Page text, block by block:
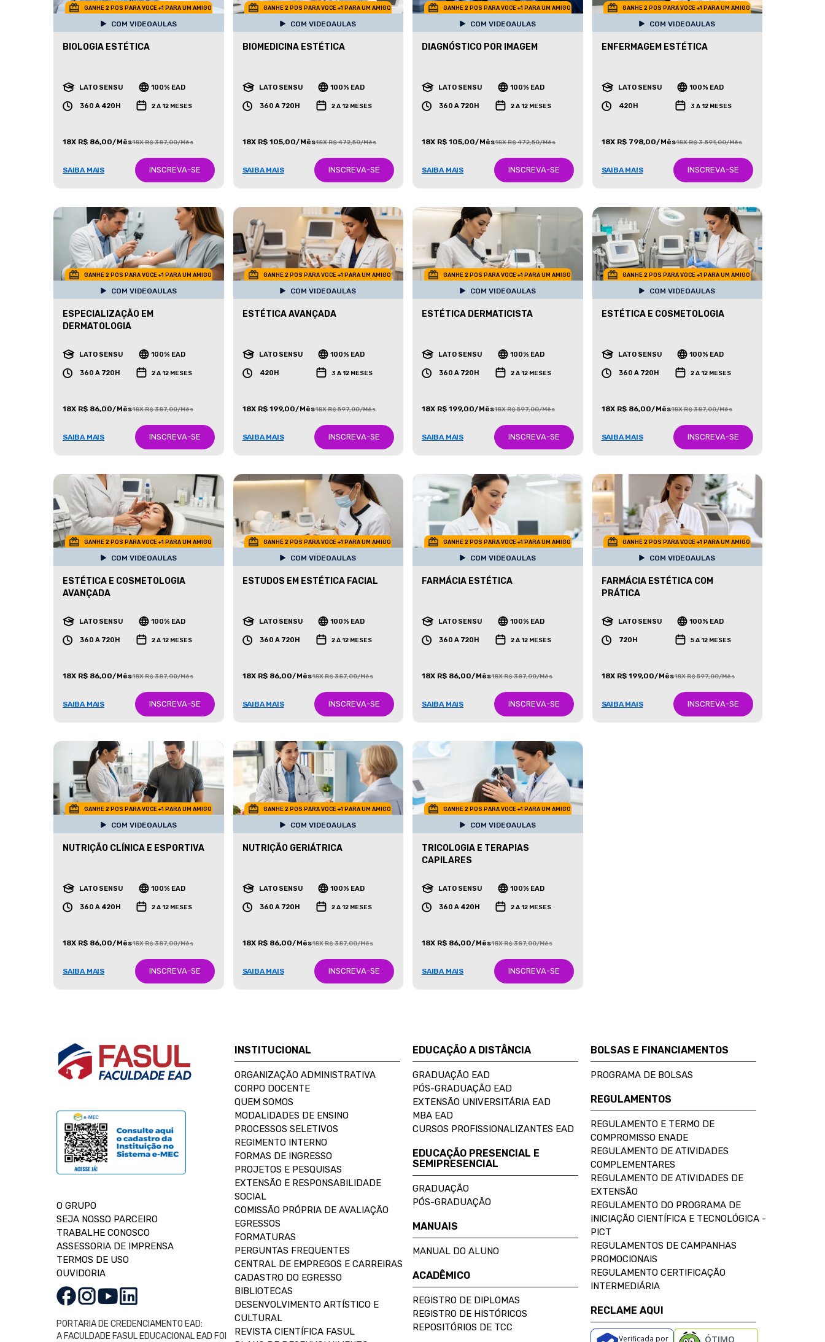
GANHE 2 POS PARA VOCE +1 PARA UM AMIGO
COM VIDEOAULAS
BIOLOGIA ESTÉTICA
LATO SENSU 100% EAD
360 A 420H 2 A 12 MESES
18X R$ 86,00/Mês18X R$ 387,00/Mês
SAIBA MAIS INSCREVA-SE
GANHE 2 POS PARA VOCE +1 PARA UM AMIGO
COM VIDEOAULAS
BIOMEDICINA ESTÉTICA
LATO SENSU 100% EAD
360 A 720H 2 A 12 MESES
18X R$ 105,00/Mês18X R$ 472,50/Mês
SAIBA MAIS INSCREVA-SE
GANHE 2 POS PARA VOCE +1 PARA UM AMIGO
COM VIDEOAULAS
DIAGNÓSTICO POR IMAGEM
LATO SENSU 100% EAD
360 A 720H 2 A 12 MESES
18X R$ 105,00/Mês18X R$ 472,50/Mês
SAIBA MAIS INSCREVA-SE
GANHE 2 POS PARA VOCE +1 PARA UM AMIGO
COM VIDEOAULAS
ENFERMAGEM ESTÉTICA
LATO SENSU 100% EAD
420H 3 A 12 MESES
18X R$ 798,00/Mês18X R$ 3.591,00/Mês
SAIBA MAIS INSCREVA-SE
GANHE 2 POS PARA VOCE +1 PARA UM AMIGO
COM VIDEOAULAS
ESPECIALIZAÇÃO EM
DERMATOLOGIA
LATO SENSU 100% EAD
360 A 720H 2 A 12 MESES
18X R$ 86,00/Mês18X R$ 387,00/Mês
SAIBA MAIS INSCREVA-SE
GANHE 2 POS PARA VOCE +1 PARA UM AMIGO
COM VIDEOAULAS
ESTÉTICA AVANÇADA
LATO SENSU 100% EAD
420H 3 A 12 MESES
18X R$ 199,00/Mês18X R$ 597,00/Mês
SAIBA MAIS INSCREVA-SE
GANHE 2 POS PARA VOCE +1 PARA UM AMIGO
COM VIDEOAULAS
ESTÉTICA DERMATICISTA
LATO SENSU 100% EAD
360 A 720H 2 A 12 MESES
18X R$ 199,00/Mês18X R$ 597,00/Mês
SAIBA MAIS INSCREVA-SE
GANHE 2 POS PARA VOCE +1 PARA UM AMIGO
COM VIDEOAULAS
ESTÉTICA E COSMETOLOGIA
LATO SENSU 100% EAD
360 A 720H 2 A 12 MESES
18X R$ 86,00/Mês18X R$ 387,00/Mês
SAIBA MAIS INSCREVA-SE
GANHE 2 POS PARA VOCE +1 PARA UM AMIGO
COM VIDEOAULAS
ESTÉTICA E COSMETOLOGIA
AVANÇADA
LATO SENSU 100% EAD
360 A 720H 2 A 12 MESES
18X R$ 86,00/Mês18X R$ 387,00/Mês
SAIBA MAIS INSCREVA-SE
GANHE 2 POS PARA VOCE +1 PARA UM AMIGO
COM VIDEOAULAS
ESTUDOS EM ESTÉTICA FACIAL
LATO SENSU 100% EAD
360 A 720H 2 A 12 MESES
18X R$ 86,00/Mês18X R$ 387,00/Mês
SAIBA MAIS INSCREVA-SE
GANHE 2 POS PARA VOCE +1 PARA UM AMIGO
COM VIDEOAULAS
FARMÁCIA ESTÉTICA
LATO SENSU 100% EAD
360 A 720H 2 A 12 MESES
18X R$ 86,00/Mês18X R$ 387,00/Mês
SAIBA MAIS INSCREVA-SE
GANHE 2 POS PARA VOCE +1 PARA UM AMIGO
COM VIDEOAULAS
FARMÁCIA ESTÉTICA COM
PRÁTICA
LATO SENSU 100% EAD
720H 5 A 12 MESES
18X R$ 199,00/Mês18X R$ 597,00/Mês
SAIBA MAIS INSCREVA-SE
GANHE 2 POS PARA VOCE +1 PARA UM AMIGO
COM VIDEOAULAS
NUTRIÇÃO CLÍNICA E ESPORTIVA
LATO SENSU 100% EAD
360 A 420H 2 A 12 MESES
18X R$ 86,00/Mês18X R$ 387,00/Mês
SAIBA MAIS INSCREVA-SE
GANHE 2 POS PARA VOCE +1 PARA UM AMIGO
COM VIDEOAULAS
NUTRIÇÃO GERIÁTRICA
LATO SENSU 100% EAD
360 A 720H 2 A 12 MESES
18X R$ 86,00/Mês18X R$ 387,00/Mês
SAIBA MAIS INSCREVA-SE
GANHE 2 POS PARA VOCE +1 PARA UM AMIGO
COM VIDEOAULAS
TRICOLOGIA E TERAPIAS
CAPILARES
LATO SENSU 100% EAD
360 A 420H 2 A 12 MESES
18X R$ 86,00/Mês18X R$ 387,00/Mês
SAIBA MAIS INSCREVA-SE
O GRUPO
SEJA NOSSO PARCEIRO
TRABALHE CONOSCO
ASSESSORIA DE IMPRENSA
TERMOS DE USO
OUVIDORIA
PORTARIA DE CREDENCIAMENTO EAD:
A FACULDADE FASUL EDUCACIONAL EAD FOI
INSTITUCIONAL
ORGANIZAÇÃO ADMINISTRATIVA
CORPO DOCENTE
QUEM SOMOS
MODALIDADES DE ENSINO
PROCESSOS SELETIVOS
REGIMENTO INTERNO
FORMAS DE INGRESSO
PROJETOS E PESQUISAS
EXTENSÃO E RESPONSABILIDADE
SOCIAL
COMISSÃO PRÓPRIA DE AVALIAÇÃO
EGRESSOS
FORMATURAS
PERGUNTAS FREQUENTES
CENTRAL DE EMPREGOS E CARREIRAS
CADASTRO DO EGRESSO
BIBLIOTECAS
DESENVOLVIMENTO ARTÍSTICO E
CULTURAL
REVISTA CIENTÍFICA FASUL
EDUCAÇÃO A DISTÂNCIA
GRADUAÇÃO EAD
PÓS-GRADUAÇÃO EAD
EXTENSÃO UNIVERSITÁRIA EAD
MBA EAD
CURSOS PROFISSIONALIZANTES EAD
EDUCAÇÃO PRESENCIAL E
SEMIPRESENCIAL
GRADUAÇÃO
PÓS-GRADUAÇÃO
MANUAIS
MANUAL DO ALUNO
ACADÊMICO
REGISTRO DE DIPLOMAS
REGISTRO DE HISTÓRICOS
REPOSITÓRIOS DE TCC
BOLSAS E FINANCIAMENTOS
PROGRAMA DE BOLSAS
REGULAMENTOS
REGULAMENTO E TERMO DE
COMPROMISSO ENADE
REGULAMENTO DE ATIVIDADES
COMPLEMENTARES
REGULAMENTO DE ATIVIDADES DE
EXTENSÃO
REGULAMENTO DO PROGRAMA DE
INICIAÇÃO CIENTÍFICA E TECNOLÓGICA -
PICT
REGULAMENTOS DE CAMPANHAS
PROMOCIONAIS
REGULAMENTO CERTIFICAÇÃO
INTERMEDIÁRIA
RECLAME AQUI
Verificada por ÓTIMO